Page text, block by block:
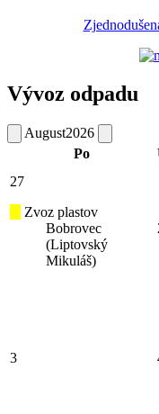
Vývoz odpadu
August2026
Po
27
Zvoz plastov
Bobrovec
(Liptovský
Mikuláš)
3